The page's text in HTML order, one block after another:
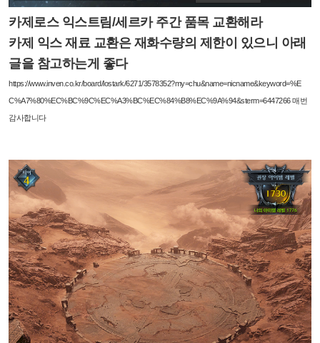
카제로스 익스트림/세르카 주간 품목 교환해라
카제 익스 재료 교환은 재화수량의 제한이 있으니 아래
글을 참고하는게 좋다
https://www.inven.co.kr/board/lostark/6271/3578352?my=chu&name=nicname&keyword=%E
C%A7%80%EC%BC%9C%EC%A3%BC%EC%84%B8%EC%9A%94&sterm=6447266매번
감사합니다